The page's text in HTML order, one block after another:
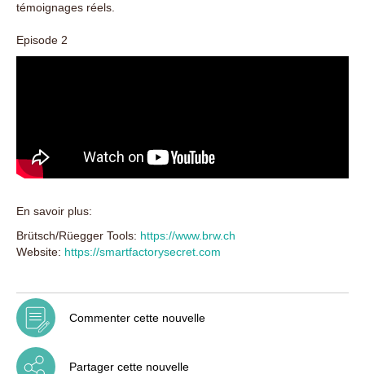
témoignages réels.
Episode 2
En savoir plus:
Brütsch/Rüegger Tools: https://www.brw.ch
Website: https://smartfactorysecret.com
Commenter cette nouvelle
Partager cette nouvelle